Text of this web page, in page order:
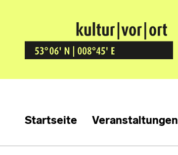
Kultur Vor Ort
BREMEN GRÖPELINGEN
Startseite Veranstaltungen